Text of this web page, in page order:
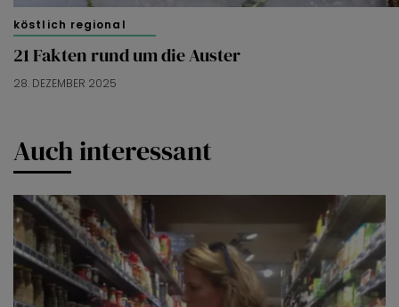
köstlich regional
21 Fakten rund um die Auster
28. DEZEMBER 2025
Auch interessant